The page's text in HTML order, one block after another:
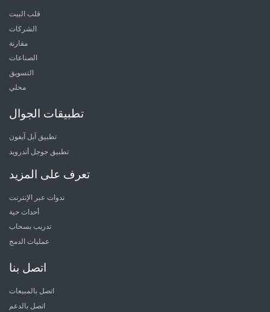
قلب البيت
الشركات
مقارنة
الصناعات
التسويق
محلي
تطبيقات الجوال
تطبيق آبل آيفون
تطبيق جوجل أندرويد
تعرف على المزيد
ندوات عبر الإنترنت
أحداث حية
تدريب بسحاب
عمليات الدمج
اتصل بنا
اتصل بالمبيعات
اتصل بالدعم